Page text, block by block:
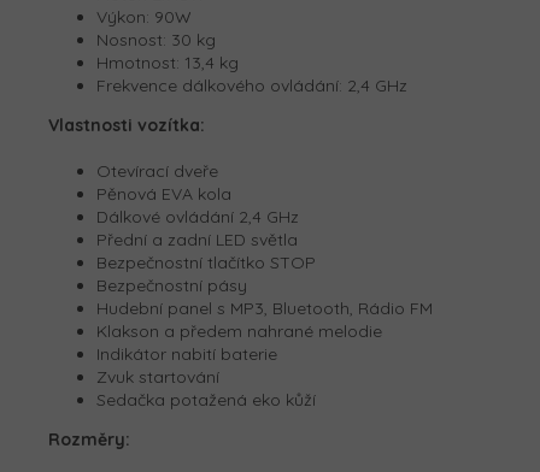
Výkon: 90W
Nosnost: 30 kg
Hmotnost: 13,4 kg
Frekvence dálkového ovládání: 2,4 GHz
Vlastnosti vozítka:
Otevírací dveře
Pěnová EVA kola
Dálkové ovládání 2,4 GHz
Přední a zadní LED světla
Bezpečnostní tlačítko STOP
Bezpečnostní pásy
Hudební panel s MP3, Bluetooth, Rádio FM
Klakson a předem nahrané melodie
Indikátor nabití baterie
Zvuk startování
Sedačka potažená eko kůží
Rozměry: